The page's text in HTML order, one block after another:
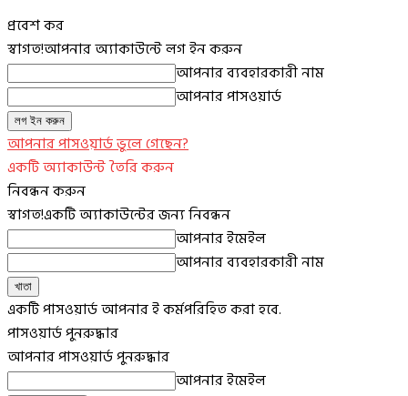
প্রবেশ কর
স্বাগত!আপনার অ্যাকাউন্টে লগ ইন করুন
আপনার ব্যবহারকারী নাম
আপনার পাসওয়ার্ড
আপনার পাসওয়ার্ড ভুলে গেছেন?
একটি অ্যাকাউন্ট তৈরি করুন
নিবন্ধন করুন
স্বাগত!একটি অ্যাকাউন্টের জন্য নিবন্ধন
আপনার ইমেইল
আপনার ব্যবহারকারী নাম
একটি পাসওয়ার্ড আপনার ই কর্মপরিহিত করা হবে.
পাসওয়ার্ড পুনরুদ্ধার
আপনার পাসওয়ার্ড পুনরুদ্ধার
আপনার ইমেইল